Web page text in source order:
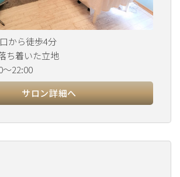
から徒歩4分
ち着いた立地
～22:00
サロン詳細へ